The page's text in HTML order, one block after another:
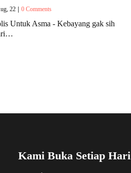
22 0 Comments
Untuk Asma - Kebayang gak sih
Kami Buka Setiap Hari